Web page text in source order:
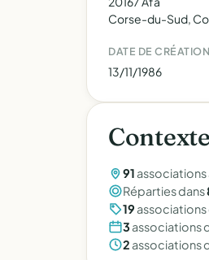
Corse-du-Sud,
DATE DE
13/11/1986
91
Réparties dans
19 associations
3associations
2 associations